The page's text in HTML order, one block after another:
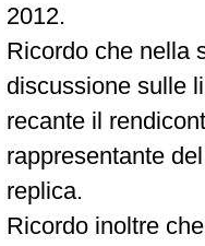
2012.
Ricordo che nella
discussione sulle
recante il
rappresentante
replica.
Ricordo inoltre